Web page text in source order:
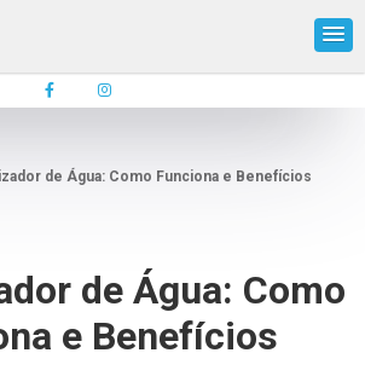
de Água: Como Funciona e Benefícios
de Água: Como
e Benefícios